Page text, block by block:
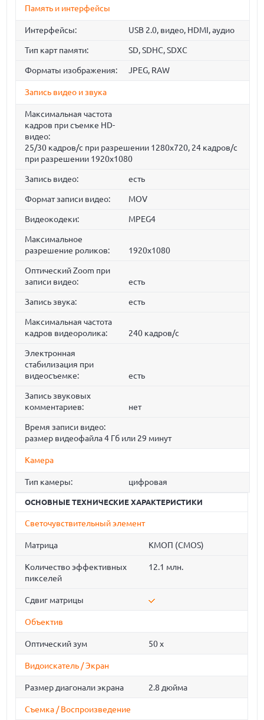
Память и интерфейсы
Интерфейсы: USB 2.0, видео, HDMI, аудио
Тип карт памяти: SD, SDHC, SDXC
Форматы изображения: JPEG, RAW
Запись видео и звука
Максимальная частота
кадров при съемке HD-
видео:
25/30 кадров/с при разрешении 1280x720, 24 кадров/с
при разрешении 1920x1080
Запись видео: есть
Формат записи видео: MOV
Видеокодеки: MPEG4
Максимальное
разрешение роликов:
1920x1080
Оптический Zoom при
записи видео:
есть
Запись звука: есть
Максимальная частота
кадров видеоролика:
240 кадров/с
Электронная
стабилизация при
видеосъемке:
есть
Запись звуковых
комментариев:
нет
Время записи видео:
размер видеофайла 4 Гб или 29 минут
Камера
Тип камеры: цифровая
ОСНОВНЫЕ ТЕХНИЧЕСКИЕ ХАРАКТЕРИСТИКИ
Светочувствительный элемент
Матрица КМОП (CMOS)
Количество эффективных
пикселей
12.1 млн.
Сдвиг матрицы
Объектив
Оптический зум 50 x
Видоискатель / Экран
Размер диагонали экрана 2.8 дюйма
Съемка / Воспроизведение